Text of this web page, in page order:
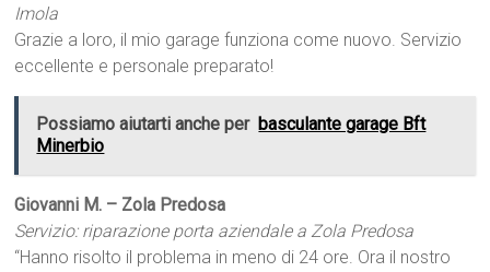
Imola
Grazie a loro, il mio garage funziona come nuovo. Servizio
eccellente e personale preparato!
Possiamo aiutarti anche per basculante garage Bft
Minerbio
Giovanni M. – Zola Predosa
Servizio: riparazione porta aziendale a Zola Predosa
“Hanno risolto il problema in meno di 24 ore. Ora il nostro